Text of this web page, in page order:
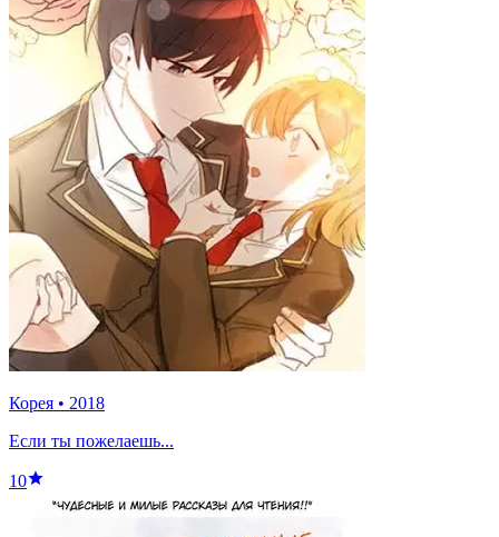
Корея • 2018
Если ты пожелаешь...
10